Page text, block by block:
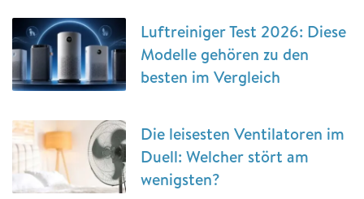
Luftreiniger Test 2026: Diese
Modelle gehören zu den
besten im Vergleich
Die leisesten Ventilatoren im
Duell: Welcher stört am
wenigsten?